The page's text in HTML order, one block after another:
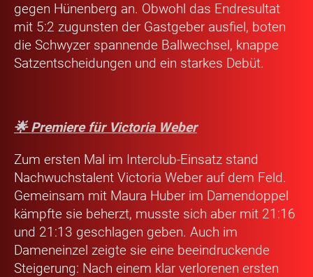
gegen Hünenberg an. Obwohl das Endresultat
mit 5:2 zugunsten der Gastgeber ausfiel, boten
die Schwyzer spannende Ballwechsel, knappe
Satzentscheidungen und ein starkes Debüt.
🌟 Premiere für Victoria Weber
Zum ersten Mal im Interclub-Einsatz stand
Nachwuchstalent Victoria Weber auf dem Feld.
Gemeinsam mit Maura Huber im Damendoppel
kämpfte sie beherzt, musste sich aber mit 21:16
und 21:13 geschlagen geben. Auch im
Dameneinzel zeigte sie eine beeindruckende
Steigerung: Nach einem klar verlorenen ersten